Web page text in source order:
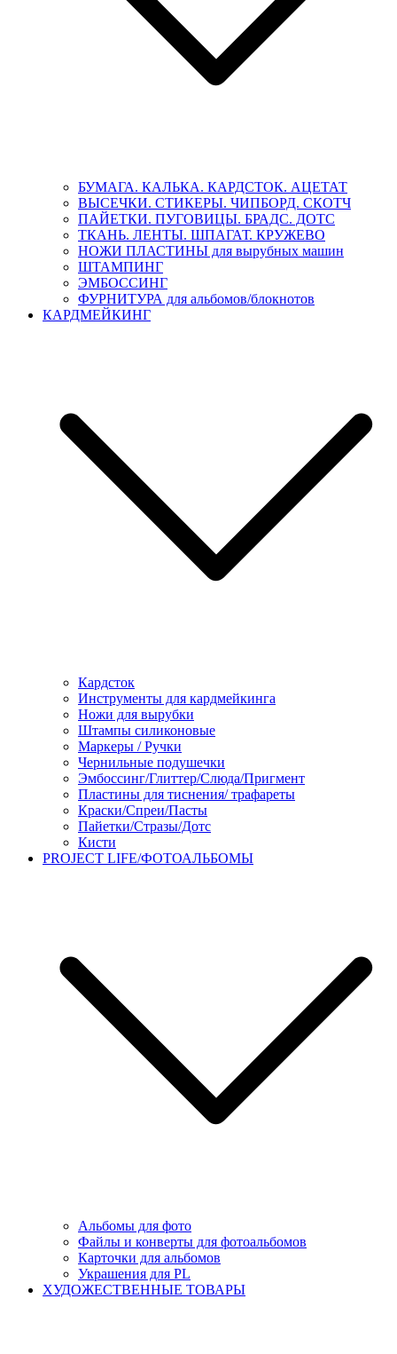
БУМАГА. КАЛЬКА. КАРДСТОК. АЦЕТАТ
ВЫСЕЧКИ. СТИКЕРЫ. ЧИПБОРД. СКОТЧ
ПАЙЕТКИ. ПУГОВИЦЫ. БРАДС. ДОТС
ТКАНЬ. ЛЕНТЫ. ШПАГАТ. КРУЖЕВО
НОЖИ ПЛАСТИНЫ для вырубных машин
ШТАМПИНГ
ЭМБОССИНГ
ФУРНИТУРА для альбомов/блокнотов
КАРДМЕЙКИНГ
Кардсток
Инструменты для кардмейкинга
Ножи для вырубки
Штампы силиконовые
Маркеры / Ручки
Чернильные подушечки
Эмбоссинг/Глиттер/Слюда/Пригмент
Пластины для тиснения/ трафареты
Краски/Спреи/Пасты
Пайетки/Стразы/Дотс
Кисти
PROJECT LIFE/ФОТОАЛЬБОМЫ
Альбомы для фото
Файлы и конверты для фотоальбомов
Карточки для альбомов
Украшения для PL
ХУДОЖЕСТВЕННЫЕ ТОВАРЫ